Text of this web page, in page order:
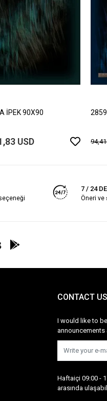
İPEK 90X90
USD
7 / 24
Öneri ve
CONTACT US
I would like to
announcements
Haftaiçi 09:00 -
arasında